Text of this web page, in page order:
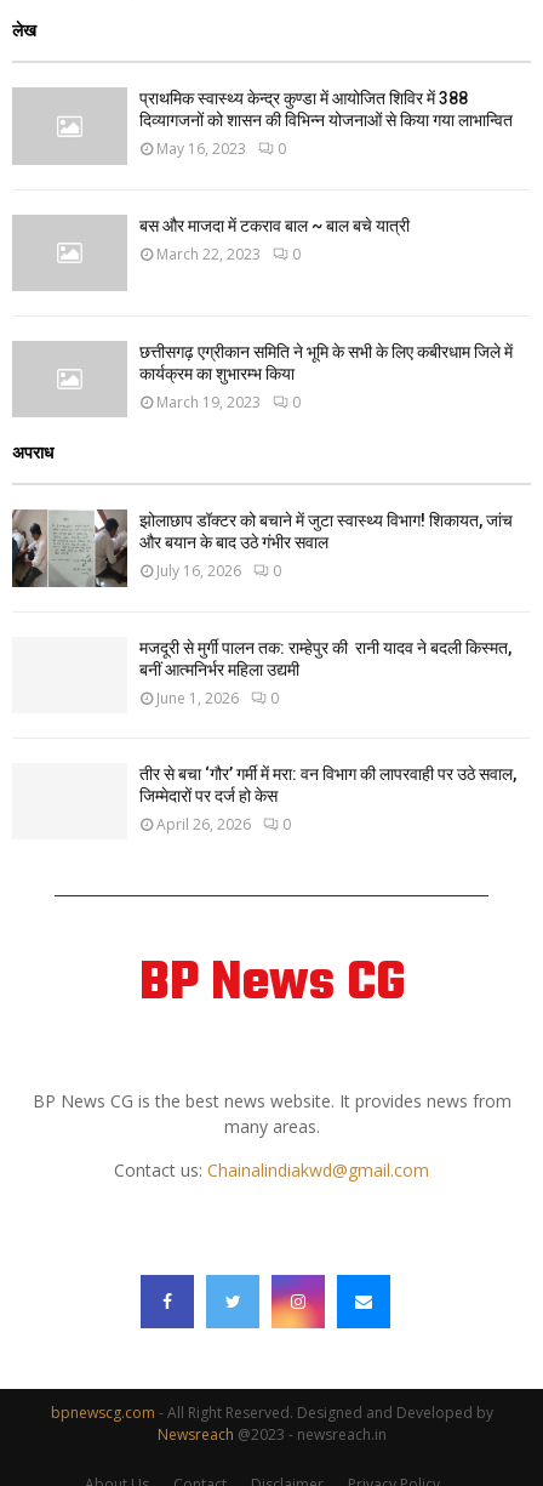
लेख
प्राथमिक स्वास्थ्य केन्द्र कुण्डा में आयोजित शिविर में 388
दिव्यागजनों को शासन की विभिन्न योजनाओं से किया गया लाभान्वित
May 16, 2023 0
बस और माजदा में टकराव बाल ~ बाल बचे यात्री
March 22, 2023 0
छत्तीसगढ़ एग्रीकान समिति ने भूमि के सभी के लिए कबीरधाम जिले में
कार्यक्रम का शुभारम्भ किया
March 19, 2023 0
अपराध
झोलाछाप डॉक्टर को बचाने में जुटा स्वास्थ्य विभाग! शिकायत, जांच
और बयान के बाद उठे गंभीर सवाल
July 16, 2026 0
मजदूरी से मुर्गी पालन तक: राम्हेपुर की रानी यादव ने बदली किस्मत,
बनीं आत्मनिर्भर महिला उद्यमी
June 1, 2026 0
तीर से बचा ‘गौर’ गर्मी में मरा: वन विभाग की लापरवाही पर उठे सवाल,
जिम्मेदारों पर दर्ज हो केस
April 26, 2026 0
BP News CG
BP News CG is the best news website. It provides news from
many areas.
Contact us: Chainalindiakwd@gmail.com
bpnewscg.com - All Right Reserved. Designed and Developed by
Newsreach @2023 - newsreach.in